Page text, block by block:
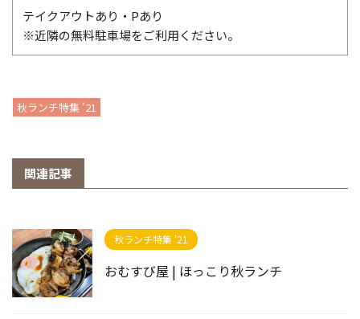
テイクアウトあり・Pあり
※近隣の無料駐車場をご利用ください。
秋ランチ特集 '21
関連記事
秋ランチ特集 '21
おむすび屋 | ほっこり秋ランチ